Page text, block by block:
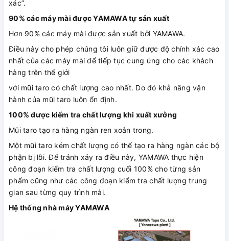
xác”.
90% các máy mài được YAMAWA tự sản xuất
Hơn 90% các máy mài được sản xuất bởi YAMAWA.
Điều này cho phép chúng tôi luôn giữ được độ chính xác cao
nhất của các máy mài để tiếp tục cung ứng cho các khách
hàng trên thế giới
với mũi taro có chất lượng cao nhất. Do đó khả năng vận
hành của mũi taro luôn ổn định.
100% được kiểm tra chất lượng khi xuất xưởng
Mũi taro tạo ra hàng ngàn ren xoắn trong.
Một mũi taro kém chất lượng có thể tạo ra hàng ngàn các bộ
phận bị lỗi. Để tránh xảy ra điều này, YAMAWA thực hiện
công đoạn kiểm tra chất lượng cuối 100% cho từng sản
phẩm cũng như các công đoạn kiểm tra chất lượng trung
gian sau từng quy trình mài.
Hệ thống nhà máy YAMAWA